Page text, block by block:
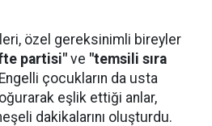
özel gereksinimli bireyler
partisi" ve "temsili sıra
çocukların da usta
eşlik ettiği anlar,
dakikalarını oluşturdu.